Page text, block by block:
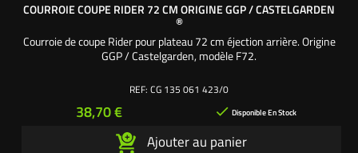
COURROIE COUPE RIDER 72 CM ORIGINE GGP / CASTELGARDEN
®
Courroie de coupe Rider pour plateau 72 cm éjection arrière. Origine
GGP / Castelgarden, modèle F72.
REF: CG 135 061 423/0
Prix
38,70 €  Disponible En Stock
Ajouter au panier